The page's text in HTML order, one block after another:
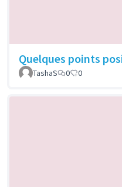
Quelques points
TashaS 0 0